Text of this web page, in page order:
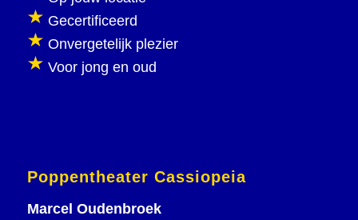
Gecertificeerd
Onvergetelijk plezier
Voor jong en oud
Poppentheater Cassiopeia
Marcel Oudenbroek